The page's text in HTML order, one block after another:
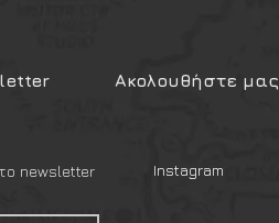
Ακολουθήστε μας
newsletter Instagram